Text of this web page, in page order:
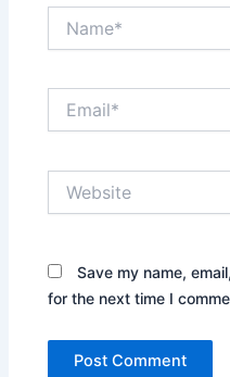
Save my name,
for the next time I